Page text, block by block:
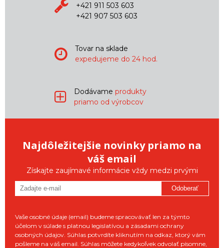
+421 911 503 603
+421 907 503 603
Tovar na sklade
expedujeme do 24 hod.
Dodávame produkty
priamo od výrobcov
Najdôležitejšie novinky priamo na
váš email
Získajte zaujímavé informácie vždy medzi prvými
Odoberať
Vaše osobné údaje (email) budeme spracovávať len za týmto
účelom v súlade s platnou legislatívou a zásadami ochrany
osobných údajov. Súhlas potvrdíte kliknutím na odkaz, ktorý vám
pošleme na váš email. Súhlas môžete kedykoľvek odvolať písomne,